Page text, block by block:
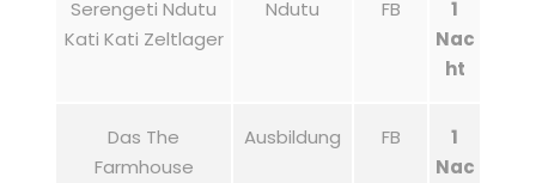
Serengeti Ndutu
Kati Kati Zeltlager
Ndutu FB
1
Nac
ht
Das The
Farmhouse
Ausbildung FB
1
Nac